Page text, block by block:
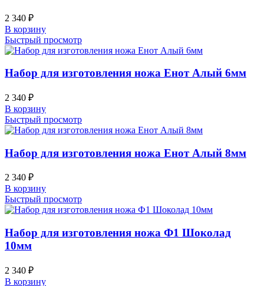
2 340 ₽
В корзину
Быстрый просмотр
Набор для изготовления ножа Енот Алый 6мм
2 340 ₽
В корзину
Быстрый просмотр
Набор для изготовления ножа Енот Алый 8мм
2 340 ₽
В корзину
Быстрый просмотр
Набор для изготовления ножа Ф1 Шоколад
10мм
2 340 ₽
В корзину